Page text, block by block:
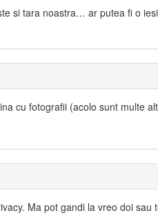
si tara noastra… ar putea fi o
cu fotografii (acolo sunt multe
Ma pot gandi la vreo doi sau